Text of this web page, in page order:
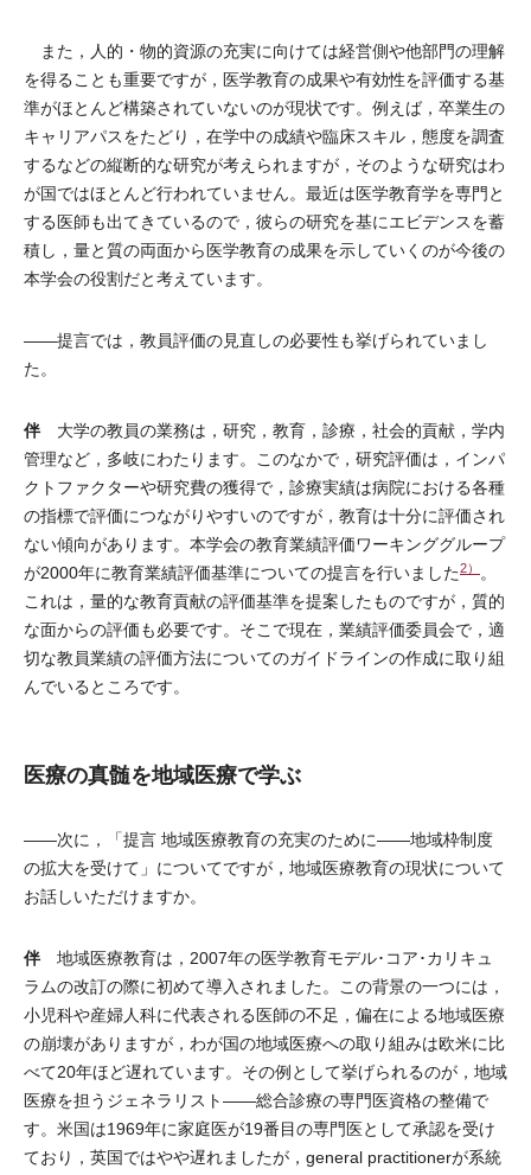
また，人的・物的資源の充実に向けては経営側や他部門の理解
を得ることも重要ですが，医学教育の成果や有効性を評価する基
準がほとんど構築されていないのが現状です。例えば，卒業生の
キャリアパスをたどり，在学中の成績や臨床スキル，態度を調査
するなどの縦断的な研究が考えられますが，そのような研究はわ
が国ではほとんど行われていません。最近は医学教育学を専門と
する医師も出てきているので，彼らの研究を基にエビデンスを蓄
積し，量と質の両面から医学教育の成果を示していくのが今後の
本学会の役割だと考えています。
――提言では，教員評価の見直しの必要性も挙げられていまし
た。
伴大学の教員の業務は，研究，教育，診療，社会的貢献，学内
管理など，多岐にわたります。このなかで，研究評価は，インパ
クトファクターや研究費の獲得で，診療実績は病院における各種
の指標で評価につながりやすいのですが，教育は十分に評価され
ない傾向があります。本学会の教育業績評価ワーキンググループ
が2000年に教育業績評価基準についての提言を行いました2）
。
これは，量的な教育貢献の評価基準を提案したものですが，質的
な面からの評価も必要です。そこで現在，業績評価委員会で，適
切な教員業績の評価方法についてのガイドラインの作成に取り組
んでいるところです。
医療の真髄を地域医療で学ぶ
――次に，「提言 地域医療教育の充実のために――地域枠制度
の拡大を受けて」についてですが，地域医療教育の現状について
お話しいただけますか。
伴地域医療教育は，2007年の医学教育モデル･コア･カリキュ
ラムの改訂の際に初めて導入されました。この背景の一つには，
小児科や産婦人科に代表される医師の不足，偏在による地域医療
の崩壊がありますが，わが国の地域医療への取り組みは欧米に比
べて20年ほど遅れています。その例として挙げられるのが，地域
医療を担うジェネラリスト――総合診療の専門医資格の整備で
す。米国は1969年に家庭医が19番目の専門医として承認を受け
ており，英国ではやや遅れましたが，general practitionerが系統